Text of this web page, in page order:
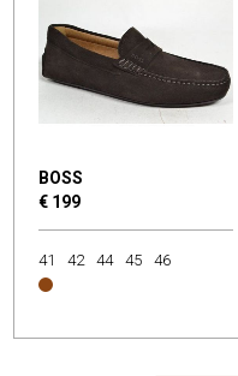
BOSS
€ 199
41 42 44 45 46